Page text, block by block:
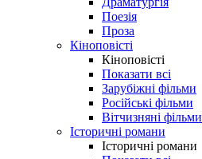
Поезія
Проза
Кіноповісті
Кіноповісті
Показати всі
Зарубіжні фільми
Російські фільми
Вітчизняні фільми
Історичні романи
Історичні романи